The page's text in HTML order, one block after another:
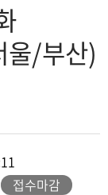
울/부산)
접수마감